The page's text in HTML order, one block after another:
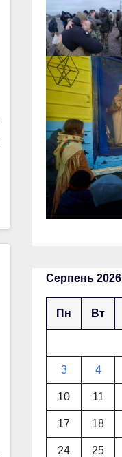
Серпень 2026
Пн Вт
3 4
10 11
17 18
24 25